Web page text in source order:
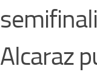
Alcaraz